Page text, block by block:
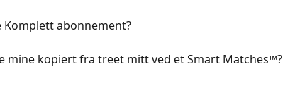
Komplett abonnement?
mine kopiert fra treet mitt ved et Smart Matches™?